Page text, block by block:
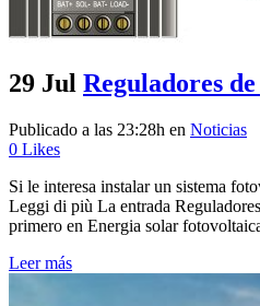
29 Jul Reguladores
Publicado a las 23:28h en Noticias
0 Likes
Si le interesa instalar un sistema
Leggi di più La entrada
primero en Energia solar
Leer más